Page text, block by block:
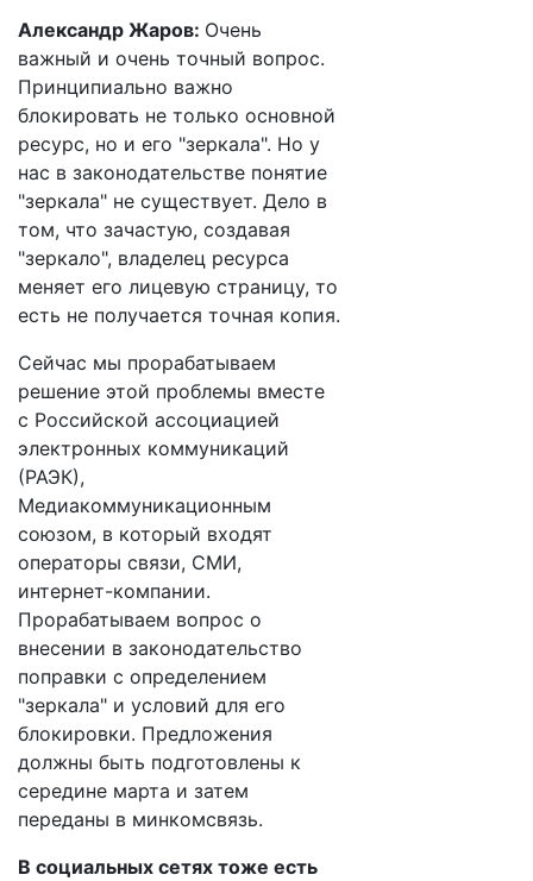
Александр Жаров: Очень
важный и очень точный вопрос.
Принципиально важно
блокировать не только основной
ресурс, но и его "зеркала". Но у
нас в законодательстве понятие
"зеркала" не существует. Дело в
том, что зачастую, создавая
"зеркало", владелец ресурса
меняет его лицевую страницу, то
есть не получается точная копия.
Сейчас мы прорабатываем
решение этой проблемы вместе
с Российской ассоциацией
электронных коммуникаций
(РАЭК),
Медиакоммуникационным
союзом, в который входят
операторы связи, СМИ,
интернет-компании.
Прорабатываем вопрос о
внесении в законодательство
поправки с определением
"зеркала" и условий для его
блокировки. Предложения
должны быть подготовлены к
середине марта и затем
переданы в минкомсвязь.
В социальных сетях тоже есть